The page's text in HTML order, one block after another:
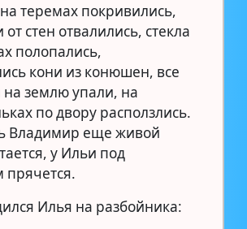
теремах покривились,
стен отвалились, стекла
полопались,
кони из конюшен, все
на землю упали, на
по двору расползлись.
Владимир еще живой
у Ильи под
прячется.
Илья на разбойника: